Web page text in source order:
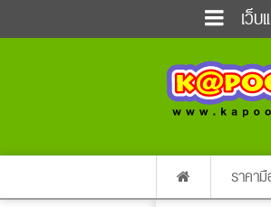
เว็
ฟังวิทยุออนไลน์
แต่งงาน
dictionary
ราคา